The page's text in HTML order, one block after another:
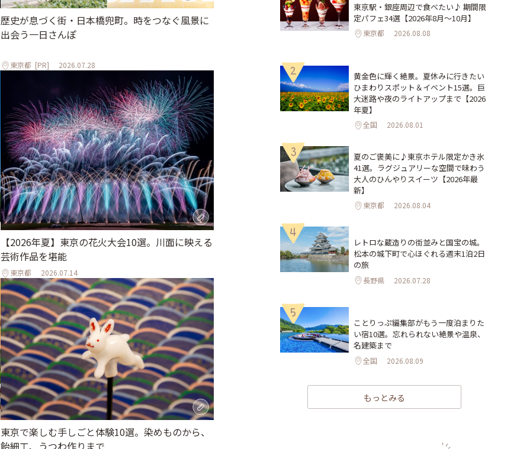
歴史が息づく街・日本橋兜町。時をつなぐ風景に
出会う一日さんぽ
東京都 [PR] 2026.07.28
【2026年夏】東京の花火大会10選。川面に映える
芸術作品を堪能
東京都 2026.07.14
東京で楽しむ手しごと体験10選。染めものから、
飴細工、うつわ作りまで
東京駅・銀座周辺で食べたい♪ 期間限
定パフェ34選【2026年8月～10月】
東京都 2026.08.08
2
黄金色に輝く絶景。夏休みに行きたい
ひまわりスポット＆イベント15選。巨
大迷路や夜のライトアップまで【2026
年夏】
全国 2026.08.01
3
夏のご褒美に♪東京ホテル限定かき氷
41選。ラグジュアリーな空間で味わう
大人のひんやりスイーツ【2026年最
新】
東京都 2026.08.04
4
レトロな蔵造りの街並みと国宝の城。
松本の城下町で心ほぐれる週末1泊2日
の旅
長野県 2026.07.28
5
ことりっぷ編集部がもう一度泊まりた
い宿10選。忘れられない絶景や温泉、
名建築まで
全国 2026.08.09
もっとみる